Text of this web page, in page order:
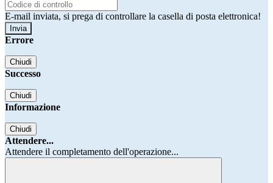
E-mail inviata, si prega di controllare la casella di posta elettronica!
Errore
Chiudi
Successo
Chiudi
Informazione
Chiudi
Attendere...
Attendere il completamento dell'operazione...